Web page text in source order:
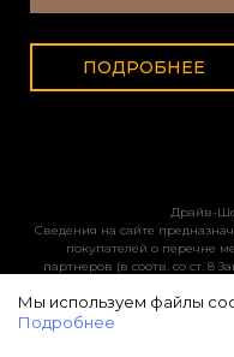
ПОДРОБНЕЕ
Драйв-
Сведения на сайте
покупателей о перечне
партнеров (в соотв. со ст. 8
Мы используем файлы
Подробнее